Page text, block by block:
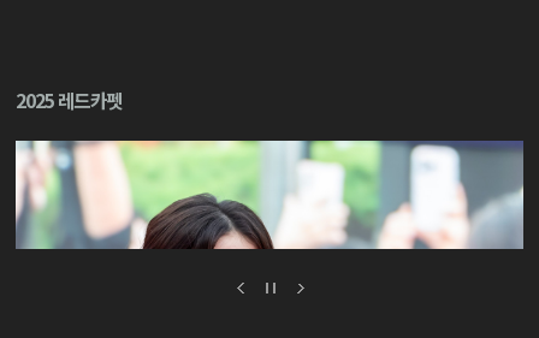
2025 레드카펫